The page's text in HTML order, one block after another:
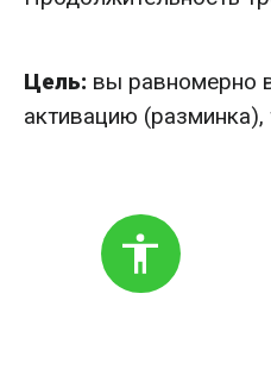
Цель: вы равномерно
активацию